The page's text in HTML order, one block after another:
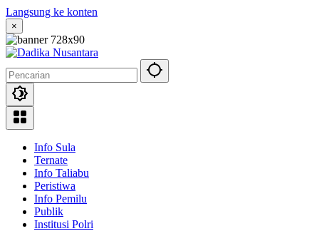
Langsung ke konten
×
Info Sula
Ternate
Info Taliabu
Peristiwa
Info Pemilu
Publik
Institusi Polri